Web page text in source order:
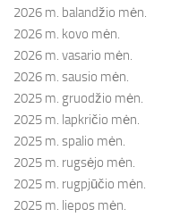
2026 m. balandžio mėn.
2026 m. kovo mėn.
2026 m. vasario mėn.
2026 m. sausio mėn.
2025 m. gruodžio mėn.
2025 m. lapkričio mėn.
2025 m. spalio mėn.
2025 m. rugsėjo mėn.
2025 m. rugpjūčio mėn.
2025 m. liepos mėn.